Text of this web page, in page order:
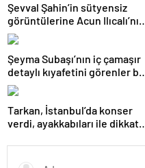
Şevval Şahin’in sütyensiz
görüntülerine Acun Ilıcalı’nın
kanalında sansür
Şeyma Subaşı’nın iç çamaşır
detaylı kıyafetini görenler bir
daha baktı
Tarkan, İstanbul’da konser
verdi, ayakkabıları ile dikkat